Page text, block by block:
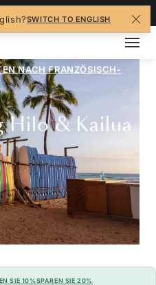
SWITCH TO ENGLISH
NACH FRANZÖSISCH-
Hilo & Kailua
SIE 10%SPAREN SIE 20%